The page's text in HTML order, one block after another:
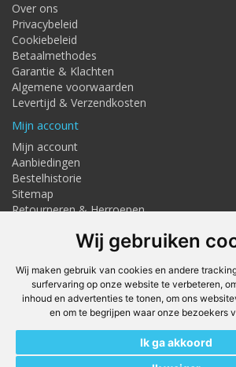
Wij gebruiken
Wij maken gebruik van cookies en andere
surfervaring op onze website te verbeteren,
inhoud en advertenties te tonen, om ons
en om te begrijpen waar onze bezoekers
Ik ga akkoord
Over ons
Privacybeleid
Cookiebeleid
Betaalmethodes
Garantie & Klachten
Algemene voorwaarden
Levertijd & Verzendkosten
Mijn account
Mijn account
Aanbiedingen
Bestelhistorie
Sitemap
Retourneren & Herroepen
Adresgegevens
Textielstraat 4, Haaksbergen
Telefoon: 053-7676275
info@techmaghaaksbergen.nl
Onze Webshops
Techmag247.nl
Vuurwerkstaffel.nl